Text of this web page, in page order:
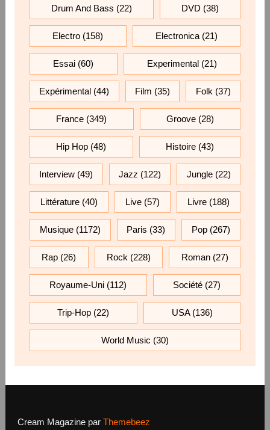
Drum And Bass (22) DVD (38)
Electro (158) Electronica(21)
Essai (60) Experimental(21)
Expérimental (44) Film (35) Folk (37)
France (349) Groove(28)
Hip Hop (48) Histoire(43)
Interview (49) Jazz (122) Jungle(22)
Littérature(40) Live (57) Livre (188)
Musique(1172) Paris (33) Pop (267)
Rap (26) Rock (228) Roman(27)
Royaume-Uni (112) Société(27)
Trip-Hop (22) USA(136)
World Music (30)
Cream Magazine par Themebeez